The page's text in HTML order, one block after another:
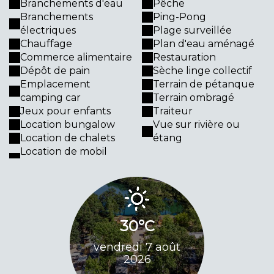
Branchements d'eau
Branchements
électriques
Chauffage
Commerce alimentaire
Dépôt de pain
Emplacement
camping car
Jeux pour enfants
Location bungalow
Location de chalets
Location de mobil
Pêche
Ping-Pong
Plage surveillée
Plan d'eau aménagé
Restauration
Sèche linge collectif
Terrain de pétanque
Terrain ombragé
Traiteur
Vue sur rivière ou
étang
30°C
vendredi 7 août
2026